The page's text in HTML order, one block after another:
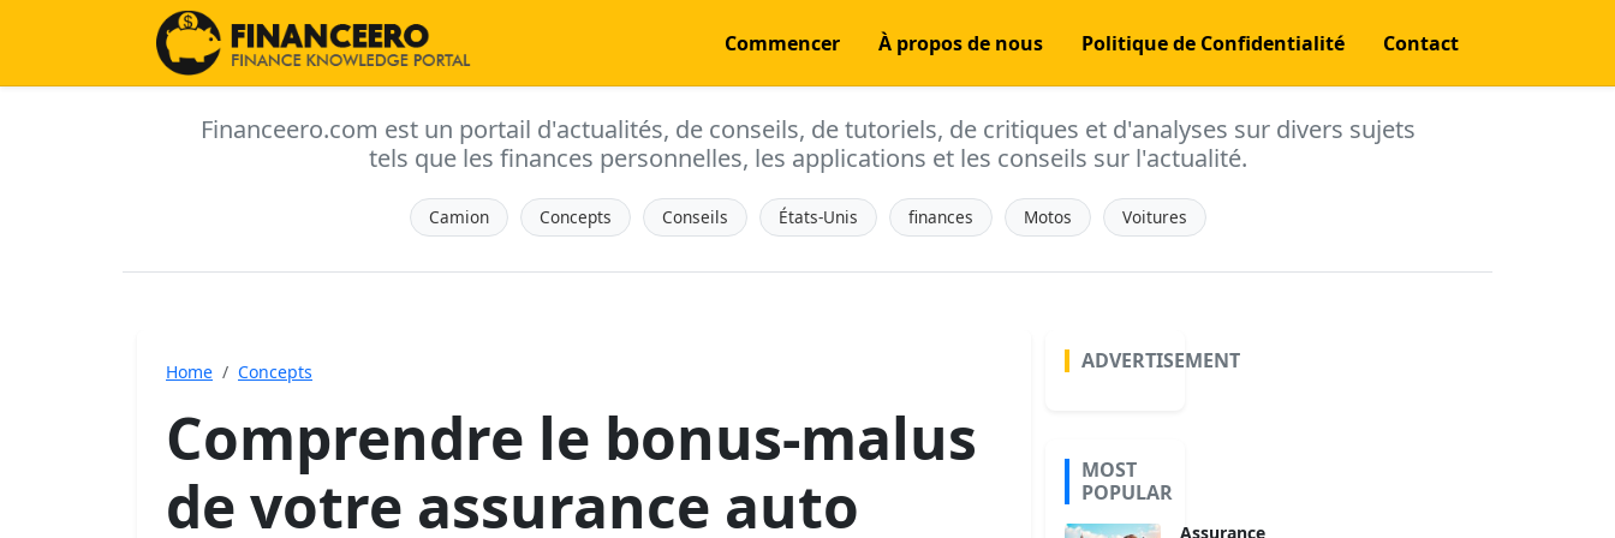
Commencer À propos de nous Politique de Confidentialité Contact
Financeero.com est un portail d'actualités, de conseils, de tutoriels, de critiques et d'analyses sur divers sujets
tels que les finances personnelles, les applications et les conseils sur l'actualité.
Camion Concepts Conseils États-Unis finances Motos Voitures
Home Concepts
Comprendre le bonus-malus
de votre assurance auto
ADVERTISEMENT
MOST
POPULAR
Assurance